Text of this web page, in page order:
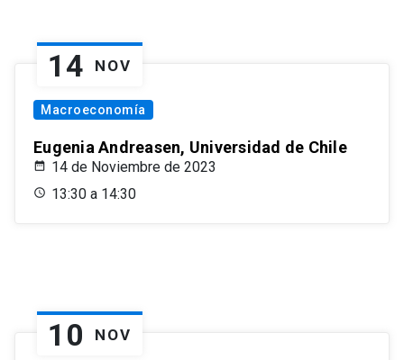
14 NOV
Macroeconomía
Eugenia Andreasen, Universidad de Chile
14 de Noviembre de 2023
13:30 a 14:30
10 NOV